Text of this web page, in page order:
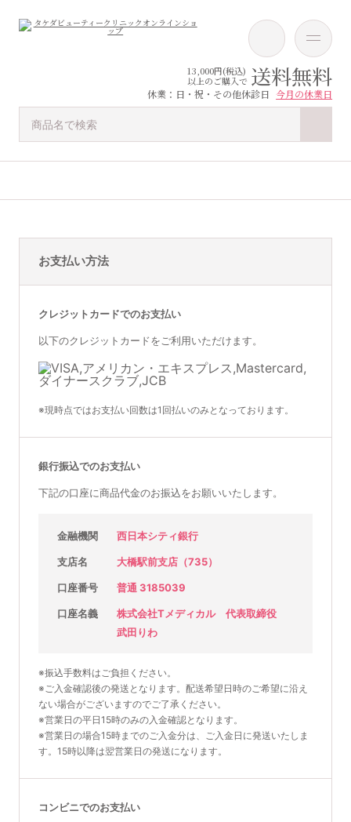
13,000円(税込)
以上のご購入で 送料無料
休業：日・祝・その他休診日 今月の休業日
お支払い方法
クレジットカードでのお支払い
以下のクレジットカードをご利用いただけます。
※現時点ではお支払い回数は1回払いのみとなっております。
銀行振込でのお支払い
下記の口座に商品代金のお振込をお願いいたします。
金融機関 西日本シティ銀行
支店名 大橋駅前支店（735）
口座番号 普通 3185039
口座名義
株式会社Tメディカル 代表取締役
武田りわ
※振込手数料はご負担ください。
※ご入金確認後の発送となります。配送希望日時のご希望に沿え
ない場合がございますのでご了承ください。
※営業日の平日15時のみの入金確認となります。
※営業日の場合15時までのご入金分は、ご入金日に発送いたしま
す。15時以降は翌営業日の発送になります。
コンビニでのお支払い